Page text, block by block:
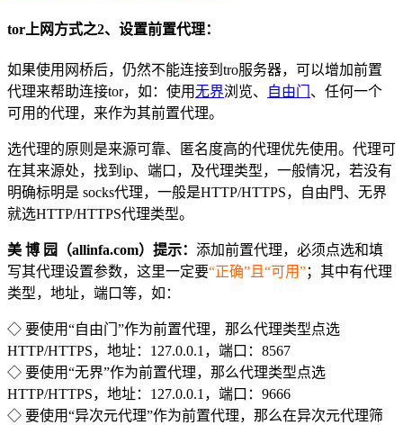
tor上网方式之2、设置前置代理：
如果使用网桥后，仍然不能连接到tro服务器，可以增加前置
代理来帮助连接tor，如：使用无界浏览、 自由门 、任何一个
可用的代理，来作为其前置代理。
选代理的原则是来源可靠、匿名度高的代理优先使用。代理可
在其来源处，找到ip、端口，及代理类型，一般情况，若没有
明确标明是 socks代理，一般是HTTP/HTTPS，自由門、无界
就选HTTP/HTTPS代理类型。
美 博 园（allinfa.com）提示： 添加前置代理，必须点选和填
写其代理设置参数，这里一定要“正确”且“可用”；其中有代理
类型，地址，端口等，如：
◇ 要使用“自由门”作为前置代理，那么代理类型点选
HTTP/HTTPS，地址：127.0.0.1，端口：8567
◇ 要使用“无界”作为前置代理，那么代理类型点选
HTTP/HTTPS，地址：127.0.0.1，端口：9666
◇ 要使用“异次元代理”作为前置代理，那么在异次元代理筛